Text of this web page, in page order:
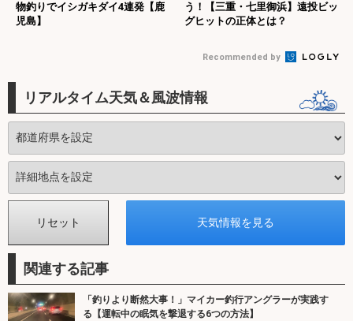
物釣りでイシガキダイ4連発【鹿
児島】
う！【三重・七里御浜】遠投ビッ
グヒットの正体とは？
Recommended by
リアルタイム天気＆風波情報
関連する記事
「釣りより断然大事！」マイカー釣行アングラーが実践す
る【運転中の眠気を撃退する6つの方法】